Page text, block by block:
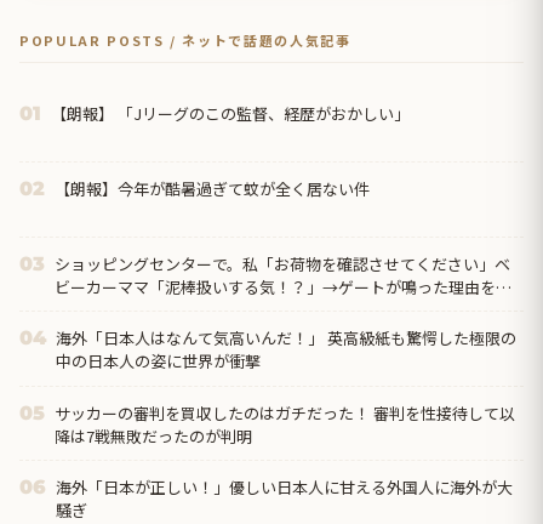
POPULAR POSTS / ネットで話題の人気記事
01 【朗報】 「Jリーグのこの監督、経歴がおかしい」
02 【朗報】今年が酷暑過ぎて蚊が全く居ない件
03 ショッピングセンターで。私「お荷物を確認させてください」ベ
ビーカーママ「泥棒扱いする気！？」→ゲートが鳴った理由を調
04 海外「日本人はなんて気高いんだ！」 英高級紙も驚愕した極限の
中の日本人の姿に世界が衝撃
05 サッカーの審判を買収したのはガチだった！ 審判を性接待して以
降は7戦無敗だったのが判明
06 海外「日本が正しい！」優しい日本人に甘える外国人に海外が大
騒ぎ